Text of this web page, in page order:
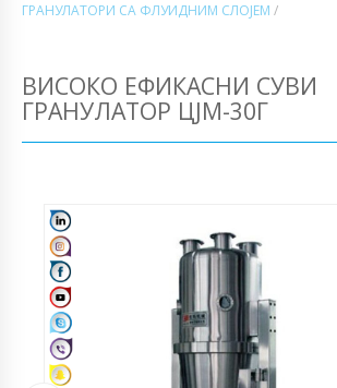
ГРАНУЛАТОРИ СА ФЛУИДНИМ СЛОЈЕМ /
ВИСОКО ЕФИКАСНИ СУВИ
ГРАНУЛАТОР ЦЈМ-30Г